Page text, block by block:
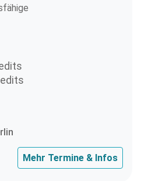
Mehr Termine & Infos